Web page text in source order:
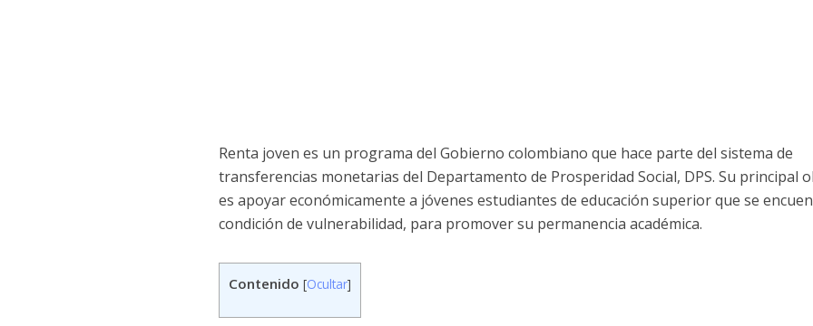
Renta joven es un programa del Gobierno colombiano que hace parte del sistema de
transferencias monetarias del Departamento de Prosperidad Social, DPS. Su principal
es apoyar económicamente a jóvenes estudiantes de educación superior que se
condición de vulnerabilidad, para promover su permanencia académica.
Contenido [Ocultar]